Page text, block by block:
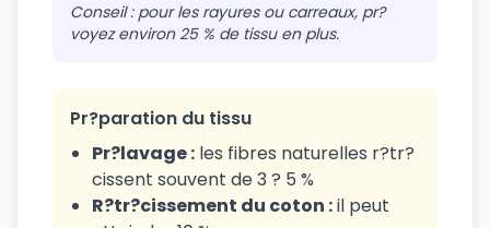
Conseil : pour les rayures ou carreaux, pr?
voyez environ 25 % de tissu en plus.
Pr?paration du tissu
Pr?lavage : les fibres naturelles r?tr?
cissent souvent de 3 ? 5 %
R?tr?cissement du coton :il peut